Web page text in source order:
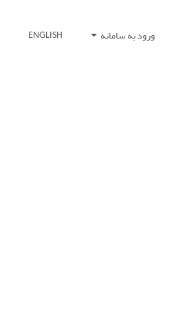
ورود به سامانه ENGLISH